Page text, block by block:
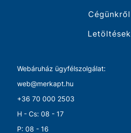
Cégünkről
Letöltések
Webáruház ügyfélszolgálat:
web@merkapt.hu
+36 70 000 2503
H - Cs: 08 - 17
P: 08 - 16